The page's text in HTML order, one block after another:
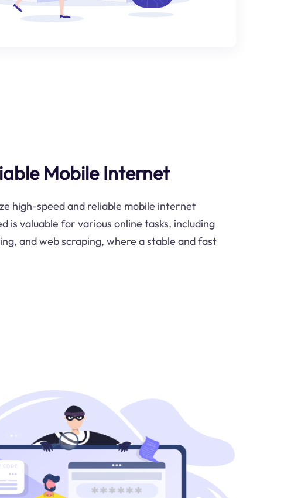
Mobile Internet
high-speed and reliable mobile internet
is valuable for various online tasks, including
and web scraping, where a stable and fast